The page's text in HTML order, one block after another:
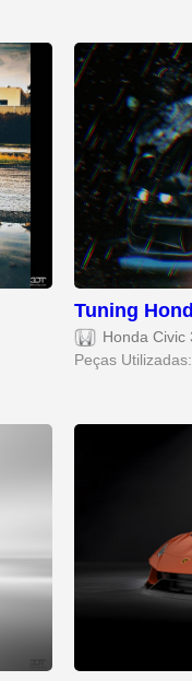
Tuning
Honda Civic
Peças